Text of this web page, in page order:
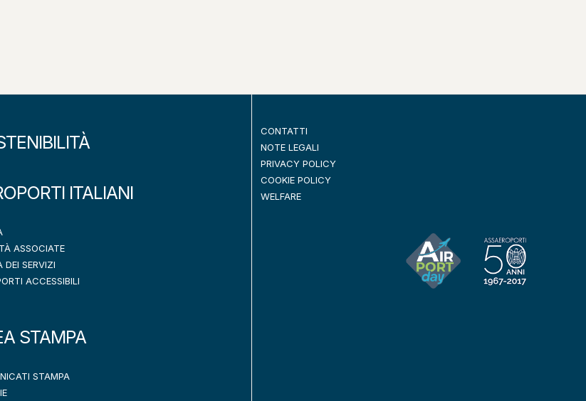
ITALIANI
ASSOCIATE
DEI SERVIZI
ACCESSIBILI
STAMPA
STAMPA
CONTATTI
NOTE LEGALI
PRIVACY POLICY
COOKIE POLICY
WELFARE